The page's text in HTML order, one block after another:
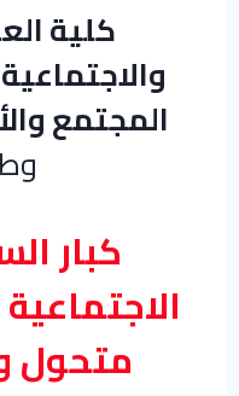
كلية
والاجتماعية
المجتمع
كبار
متحول